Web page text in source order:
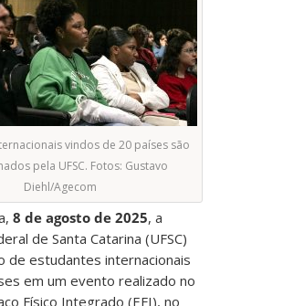
vindos de 20 países são
pela UFSC. Fotos: Gustavo
Diehl/Agecom
8 de agosto de 2025, a
de Santa Catarina (UFSC)
de estudantes internacionais
em um evento realizado no
Físico Integrado (EFI), no